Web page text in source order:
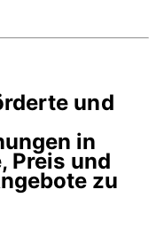
und
in
Preis und
zu